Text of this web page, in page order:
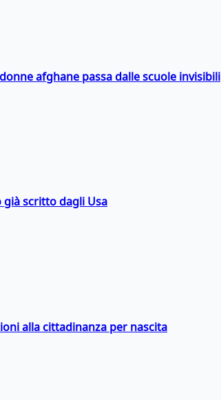
afghane passa dalle scuole invisibili
scritto dagli Usa
alla cittadinanza per nascita